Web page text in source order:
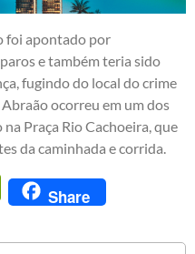
foi apontado por
e também teria sido
fugindo do local do crime
ocorreu em um dos
Praça Rio Cachoeira, que
da caminhada e corrida.
PrintFriendly
Share